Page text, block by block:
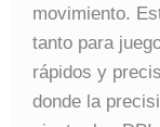
movimiento.
tanto para
rápidos y
donde la